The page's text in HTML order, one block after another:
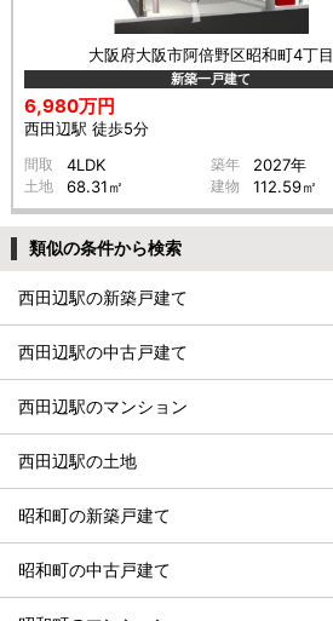
大阪府大阪市阿倍野区昭和町4丁目
新築一戸建て
6,980万円
西田辺駅 徒歩5分
間取 4LDK 築年 2027年
土地 68.31㎡ 建物 112.59㎡
類似の条件から検索
西田辺駅の新築戸建て
西田辺駅の中古戸建て
西田辺駅のマンション
西田辺駅の土地
昭和町の新築戸建て
昭和町の中古戸建て